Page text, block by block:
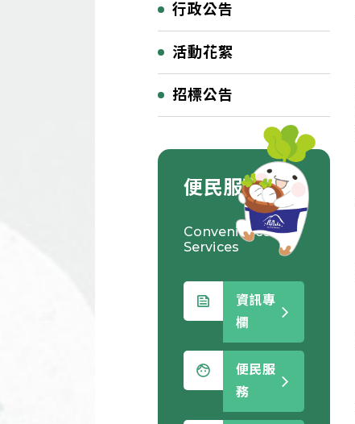
行政公告
活動花絮
招標公告
便民服務
Convenience
Services
資訊專
欄
便民服
務